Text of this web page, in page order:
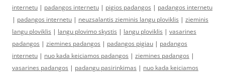
internetu | padangos internetu | pigios padangos | padangos internetu
| padangos internetu | neuzsalantis zieminis langu ploviklis | zieminis
langu ploviklis | langu plovimo skystis | langu ploviklis | vasarines
padangos | ziemines padangos | padangos pigiau | padangos
internetu | nuo kada keiciamos padangos | ziemines padangos |
vasarines padangos | padangu pasirinkimas | nuo kada keiciamos